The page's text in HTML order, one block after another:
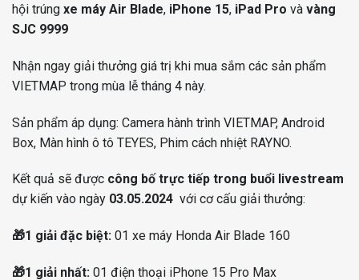
hội trúng xe máy Air Blade, iPhone 15, iPad Pro và vàng
SJC 9999
Nhận ngay giải thưởng giá trị khi mua sắm các sản phẩm
VIETMAP trong mùa lễ tháng 4 này.
Sản phẩm áp dụng: Camera hành trình VIETMAP, Android
Box, Màn hình ô tô TEYES, Phim cách nhiệt RAYNO.
Kết quả sẽ được công bố trực tiếp trong buổi livestream
dự kiến vào ngày 03.05.2024 với cơ cấu giải thưởng:
🎁1 giải đặc biệt: 01 xe máy Honda Air Blade 160
🎁1 giải nhất: 01 điện thoại iPhone 15 Pro Max